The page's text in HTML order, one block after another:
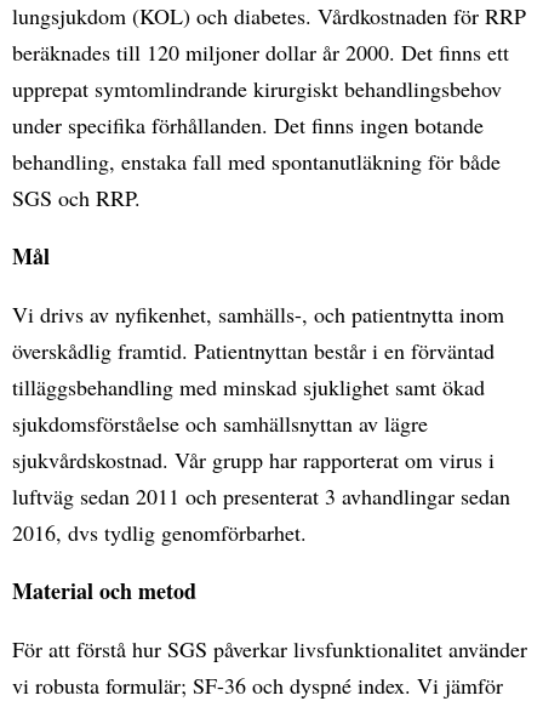
lungsjukdom (KOL) och diabetes. Vårdkostnaden för RRP
beräknades till 120 miljoner dollar år 2000. Det finns ett
upprepat symtomlindrande kirurgiskt behandlingsbehov
under specifika förhållanden. Det finns ingen botande
behandling, enstaka fall med spontanutläkning för både
SGS och RRP.
Mål
Vi drivs av nyfikenhet, samhälls-, och patientnytta inom
överskådlig framtid. Patientnyttan består i en förväntad
tilläggsbehandling med minskad sjuklighet samt ökad
sjukdomsförståelse och samhällsnyttan av lägre
sjukvårdskostnad. Vår grupp har rapporterat om virus i
luftväg sedan 2011 och presenterat 3 avhandlingar sedan
2016, dvs tydlig genomförbarhet.
Material och metod
För att förstå hur SGS påverkar livsfunktionalitet använder
vi robusta formulär; SF-36 och dyspné index. Vi jämför